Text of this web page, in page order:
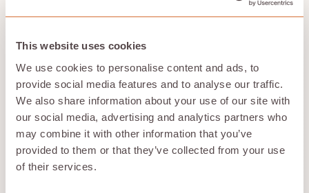
This website uses cookies
We use cookies to personalise content and ads, to
provide social media features and to analyse our traffic.
We also share information about your use of our site with
our social media, advertising and analytics partners who
may combine it with other information that you’ve
provided to them or that they’ve collected from your use
of their services.
Façade le tout avec une passerelle légère
limitation de tauxavec Redis. Cette architecture
une variété d'applications, garantissant ainsi la
prise en charge des différents cas d'utilisation et
fonctionnalités. L'architecture permet un
fonctionnement fiable et sécurisé des API LLM dans
les environnements de production en fournissant
des communications de service cohérentes et de
haute qualité et des fonctionnalités de sécurité
robustes. L'architecture de la passerelle définit des